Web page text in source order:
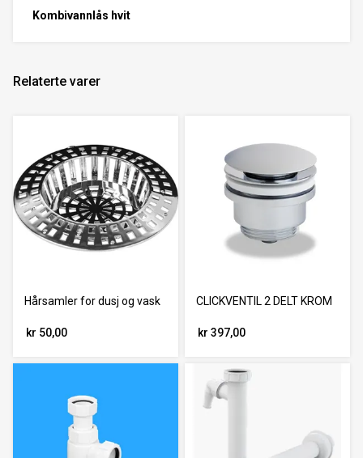
Kombivannlås hvit
Relaterte varer
Hårsamler for dusj og vask
kr 50,00
CLICKVENTIL 2 DELT KROM
kr 397,00